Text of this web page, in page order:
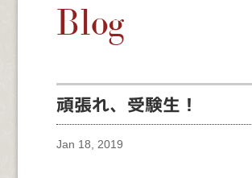
Blog
頑張れ、受験生！
Jan 18, 2019